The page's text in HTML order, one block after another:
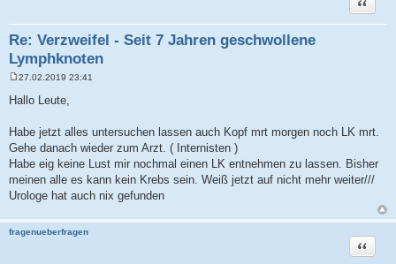
Re: Verzweifel - Seit 7 Jahren geschwollene
Lymphknoten
e
i
a
g
27.02.2019 23:41
Hallo Leute,
Habe jetzt alles untersuchen lassen auch Kopf mrt morgen noch LK mrt.
Gehe danach wieder zum Arzt. ( Internisten )
Habe eig keine Lust mir nochmal einen LK entnehmen zu lassen. Bisher
meinen alle es kann kein Krebs sein. Weiß jetzt auf nicht mehr weiter///
Urologe hat auch nix gefunden
fragenueberfragen
Zitat